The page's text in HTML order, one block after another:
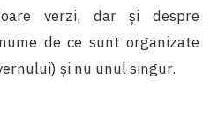
verzi, dar și despre
de ce sunt organizate
și nu unul singur.